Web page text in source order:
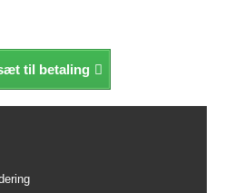
til betaling